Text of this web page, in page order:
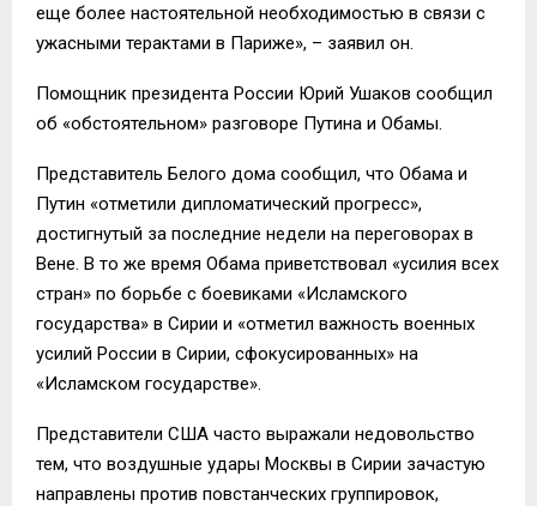
еще более настоятельной необходимостью в связи с
ужасными терактами в Париже», – заявил он.
Помощник президента России Юрий Ушаков сообщил
об «обстоятельном» разговоре Путина и Обамы.
Представитель Белого дома сообщил, что Обама и
Путин «отметили дипломатический прогресс»,
достигнутый за последние недели на переговорах в
Вене. В то же время Обама приветствовал «усилия всех
стран» по борьбе с боевиками «Исламского
государства» в Сирии и «отметил важность военных
усилий России в Сирии, сфокусированных» на
«Исламском государстве».
Представители США часто выражали недовольство
тем, что воздушные удары Москвы в Сирии зачастую
направлены против повстанческих группировок,